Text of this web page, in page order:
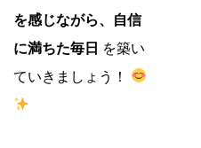
を感じながら、自信
に満ちた毎日 を築い
ていきましょう！